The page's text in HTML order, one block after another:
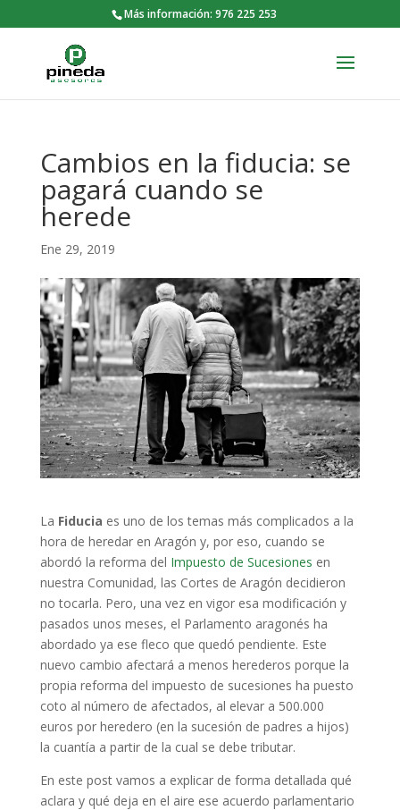
Más información: 976 225 253
Cambios en la fiducia: se
pagará cuando se
herede
Ene 29, 2019
La Fiducia es uno de los temas más complicados a la
hora de heredar en Aragón y, por eso, cuando se
abordó la reforma del Impuesto de Sucesiones en
nuestra Comunidad, las Cortes de Aragón decidieron
no tocarla. Pero, una vez en vigor esa modificación y
pasados unos meses, el Parlamento aragonés ha
abordado ya ese fleco que quedó pendiente. Este
nuevo cambio afectará a menos herederos porque la
propia reforma del impuesto de sucesiones ha puesto
coto al número de afectados, al elevar a 500.000
euros por heredero (en la sucesión de padres a hijos)
la cuantía a partir de la cual se debe tributar.
En este post vamos a explicar de forma detallada qué
aclara y qué deja en el aire ese acuerdo parlamentario